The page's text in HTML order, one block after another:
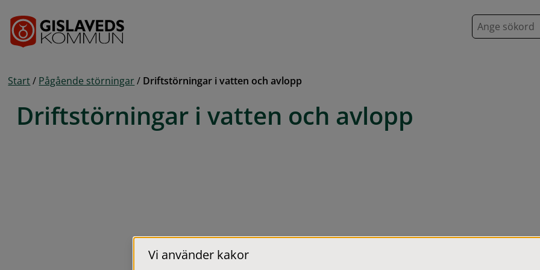
S
ö
Start / Pågående störningar / Driftstörningar i vatten och avlopp
Driftstörningar i vatten och avlopp
Vi använder kakor